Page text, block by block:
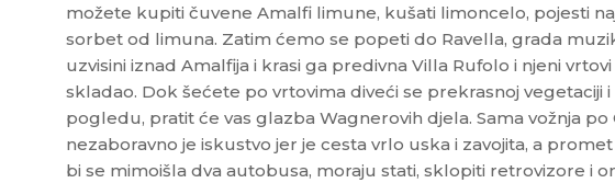
možete kupiti čuvene Amalfi limune, kušati limoncelo, pojesti
sorbet od limuna. Zatim ćemo se popeti do Ravella, grada
uzvisini iznad Amalfija i krasi ga predivna Villa Rufolo i njeni
skladao. Dok šećete po vrtovima diveći se prekrasnoj vegetaciji
pogledu, pratit će vas glazba Wagnerovih djela. Sama vožnja po
nezaboravno je iskustvo jer je cesta vrlo uska i zavojita, a
bi se mimoišla dva autobusa, moraju stati, sklopiti retrovizore i